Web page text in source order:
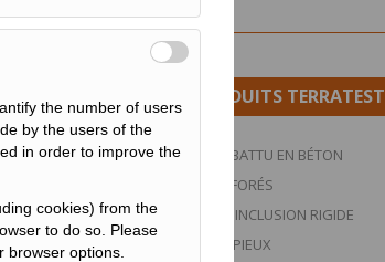
PRODUITS TERRATEST
PIEUX BATTU EN BÉTON
PIEUX FORÉS
CFA ET INCLUSION RIGIDE
MICROPIEUX
the number of users
by the users of the
in order to improve the
cookies) from the
to do so. Please
options.